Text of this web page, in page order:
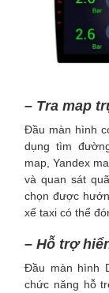
– Tra map
Đầu màn hình
dụng tìm
map, Yandex
và quan sát
chọn được
xế taxi có thể
– Hỗ trợ
Đầu màn hình
chức năng hỗ